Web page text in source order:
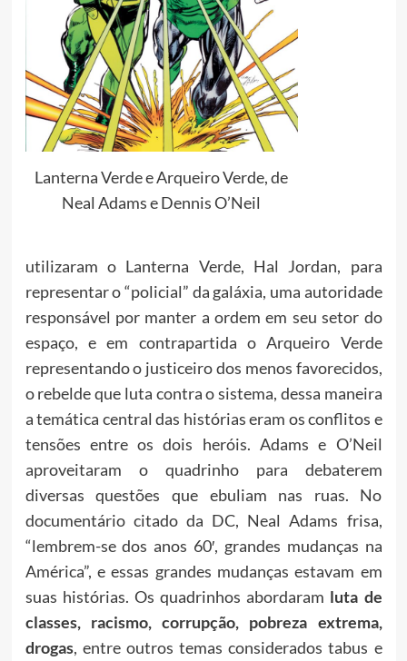
Lanterna Verde e Arqueiro Verde, de
Neal Adams e Dennis O’Neil
utilizaram o Lanterna Verde, Hal Jordan, para
representar o “policial” da galáxia, uma autoridade
responsável por manter a ordem em seu setor do
espaço, e em contrapartida o Arqueiro Verde
representando o justiceiro dos menos favorecidos,
o rebelde que luta contra o sistema, dessa maneira
a temática central das histórias eram os conflitos e
tensões entre os dois heróis. Adams e O’Neil
aproveitaram o quadrinho para debaterem
diversas questões que ebuliam nas ruas. No
documentário citado da DC, Neal Adams frisa,
“lembrem-se dos anos 60′, grandes mudanças na
América”, e essas grandes mudanças estavam em
suas histórias. Os quadrinhos abordaram luta de
classes, racismo, corrupção, pobreza extrema,
drogas, entre outros temas considerados tabus e